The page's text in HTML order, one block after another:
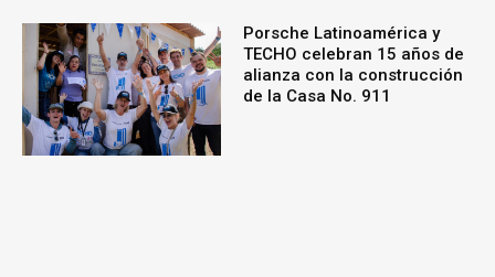
Porsche Latinoamérica y
TECHO celebran 15 años de
alianza con la construcción
de la Casa No. 911